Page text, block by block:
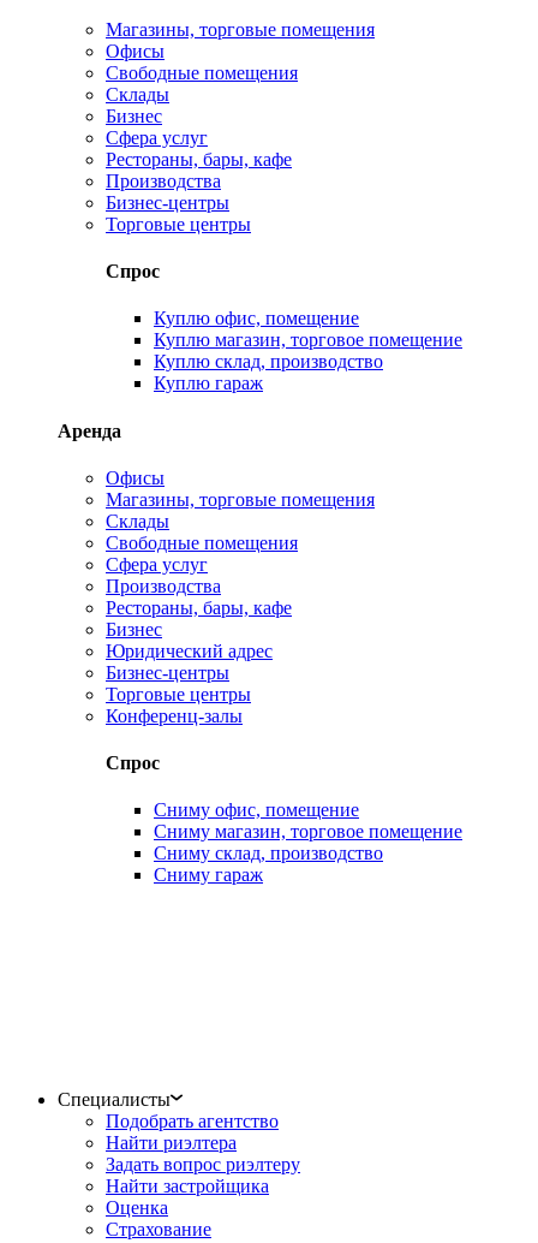
Магазины, торговые помещения
Офисы
Свободные помещения
Склады
Бизнес
Сфера услуг
Рестораны, бары, кафе
Производства
Бизнес-центры
Торговые центры
Спрос
Куплю офис, помещение
Куплю магазин, торговое помещение
Куплю склад, производство
Куплю гараж
Аренда
Офисы
Магазины, торговые помещения
Склады
Свободные помещения
Сфера услуг
Производства
Рестораны, бары, кафе
Бизнес
Юридический адрес
Бизнес-центры
Торговые центры
Конференц-залы
Спрос
Сниму офис, помещение
Сниму магазин, торговое помещение
Сниму склад, производство
Сниму гараж
Специалисты
Подобрать агентство
Найти риэлтера
Задать вопрос риэлтеру
Найти застройщика
Оценка
Страхование